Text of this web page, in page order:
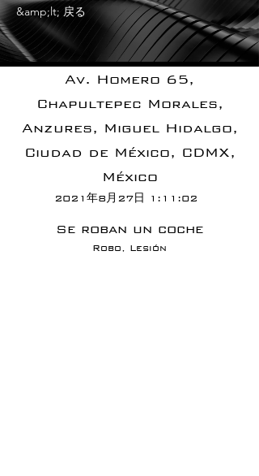
&amp;lt; 戻る
Av. Homero 65,
Chapultepec Morales,
Anzures, Miguel Hidalgo,
Ciudad de México, CDMX,
México
2021年8月27日 1:11:02
Se roban un coche
Robo, Lesión